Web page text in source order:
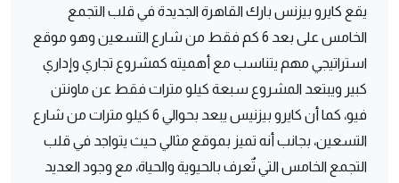
يقع كايرو بيزنس بارك القاهرة الجديدة في قلب التجمع
الخامس على بعد 6 كم فقط من شارع التسعين وهو موقع
استراتيجي مهم يتناسب مع أهميته كمشروع تجاري وإداري
كبير ويبتعد المشروع سبعة كيلو مترات فقط عن ماونتن
فيو، كما أن كايرو بيزنيس يبعد بحوالي 6 كيلو مترات من شارع
التسعين، بجانب أنه تميز بموقع مثالي حيث يتواجد في قلب
التجمع الخامس التي تٌعرف بالحيوية والحياة، مع وجود العديد